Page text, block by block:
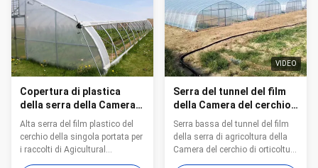
Copertura di plastica
della serra della Camera
del cerchio dei
raccolti/alta Camera del
cerchio del tunnel
Alta serra del film plastico del
cerchio della singola portata per
i raccolti di Agicultural
Descrizione di prodotto: L'alta
VIDEO
Serra del tunnel del film
della Camera del cerchio
di orticoltura di
agricoltura
Serra bassa del tunnel del film
della serra di agricoltura della
Camera del cerchio di orticoltura
di agricoltura Il prodotto